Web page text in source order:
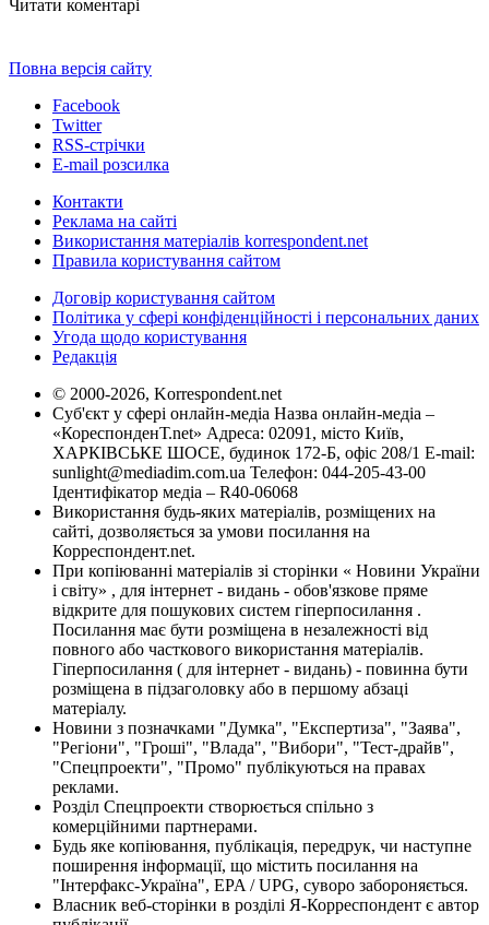
Читати коментарі
Повна версія сайту
Facebook
Twitter
RSS-стрічки
E-mail розсилка
Контакти
Реклама на сайті
Використання матеріалів korrespondent.net
Правила користування сайтом
Договір користування сайтом
Політика у сфері конфіденційності і персональних даних
Угода щодо користування
Редакція
© 2000-2026, Korrespondent.net
Суб'єкт у сфері онлайн-медіа Назва онлайн-медіа –
«КореспонденТ.net» Адреса: 02091, місто Київ,
ХАРКІВСЬКЕ ШОСЕ, будинок 172-Б, офіс 208/1 E-mail:
sunlight@mediadim.com.ua Телефон: 044-205-43-00
Ідентифікатор медіа – R40-06068
Використання будь-яких матеріалів, розміщених на
сайті, дозволяється за умови посилання на
Корреспондент.net.
При копіюванні матеріалів зі сторінки « Новини України
і світу» , для інтернет - видань - обов'язкове пряме
відкрите для пошукових систем гіперпосилання .
Посилання має бути розміщена в незалежності від
повного або часткового використання матеріалів.
Гіперпосилання ( для інтернет - видань) - повинна бути
розміщена в підзаголовку або в першому абзаці
матеріалу.
Новини з позначками "Думка", "Експертиза", "Заява",
"Регіони", "Гроші", "Влада", "Вибори", "Тест-драйв",
"Спецпроекти", "Промо" публікуються на правах
реклами.
Розділ Спецпроекти створюється спільно з
комерційними партнерами.
Будь яке копіювання, публікація, передрук, чи наступне
поширення інформації, що містить посилання на
"Інтерфакс-Україна", EPA / UPG, суворо забороняється.
Власник веб-сторінки в розділі Я-Корреспондент є автор